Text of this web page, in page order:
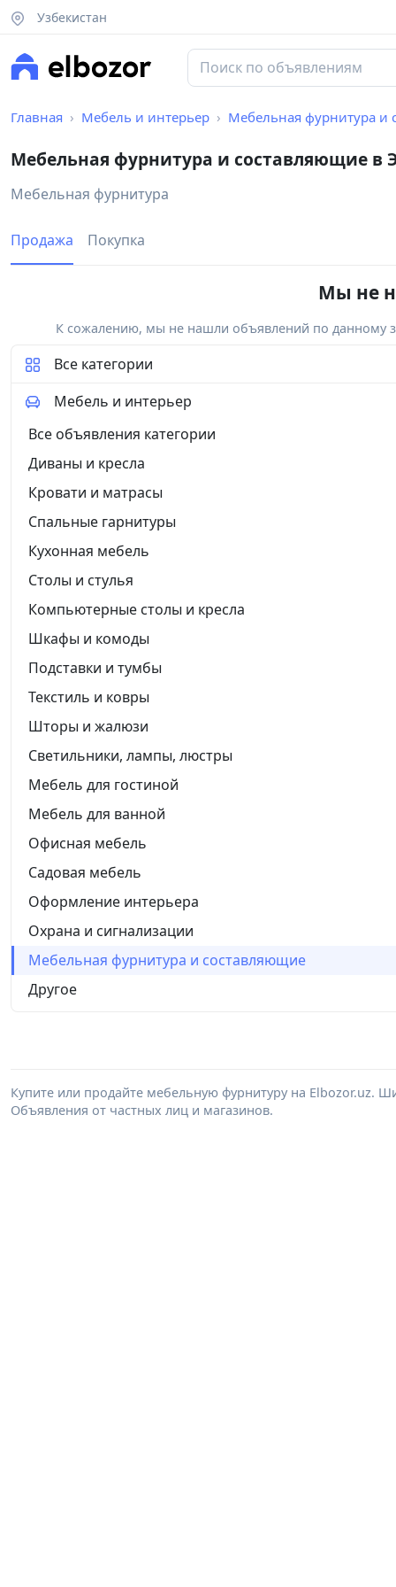
Узбекистан
Главная Мебель и интерьер Мебельная фурнитура и
Мебельная фурнитура и составляющие в
Мебельная фурнитура
Продажа Покупка
Мы не
К сожалению, мы не нашли объявлений по данному
Все категории
Мебель и интерьер
Все объявления категории
Диваны и кресла
Кровати и матрасы
Спальные гарнитуры
Кухонная мебель
Столы и стулья
Компьютерные столы и кресла
Шкафы и комоды
Подставки и тумбы
Текстиль и ковры
Шторы и жалюзи
Светильники, лампы, люстры
Мебель для гостиной
Мебель для ванной
Офисная мебель
Садовая мебель
Оформление интерьера
Охрана и сигнализации
Мебельная фурнитура и составляющие
Другое
Купите или продайте мебельную фурнитуру на
Объявления от частных лиц и магазинов.